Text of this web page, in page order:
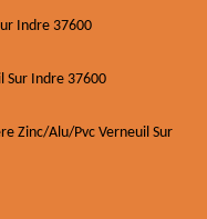
Indre 37600
Sur Indre 37600
Zinc/Alu/Pvc Verneuil Sur